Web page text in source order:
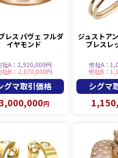
レス パヴェ フルダ
イヤモンド
社A：2,920,000円
社B：2,870,000円
グマ取引価格
円
ジュストア
ブレスレ
他社A：
他社B：
シグマ